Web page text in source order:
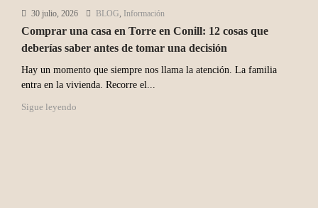
30 julio, 2026 BLOG Información
Comprar una casa en Torre en Conill: 12 cosas que
deberías saber antes de tomar una decisión
Hay un momento que siempre nos llama la atención. La familia
entra en la vivienda. Recorre el...
Sigue leyendo